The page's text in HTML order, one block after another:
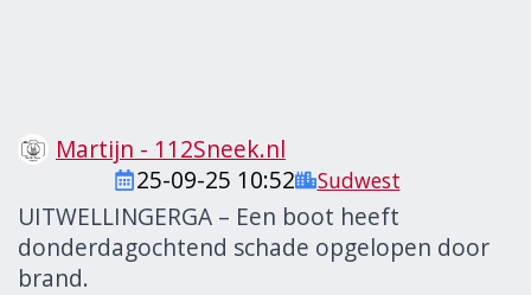
Martijn - 112Sneek.nl
25-09-25 10:52
Sudwest
UITWELLINGERGA – Een boot heeft
donderdagochtend schade opgelopen door
brand.